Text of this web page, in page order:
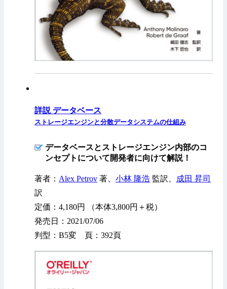
詳説 データベース
ストレージエンジンと分散データシステムの仕組み
データベースとストレージエンジン内部のコ
ンセプトについて開発者に向けて解説！
著者： Alex Petrov 著、 小林 隆浩 監訳、
成田 昇司
訳
定価：4,180円 （本体3,800円＋税）
発売日：2021/07/06
判型：B5変 頁：392頁